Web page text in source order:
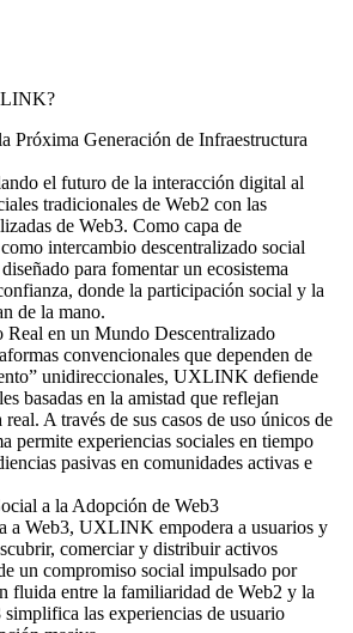
Generación de Infraestructura
el futuro de la interacción digital al
tradicionales de Web2 con las
de Web3. Como capa de
intercambio descentralizado social
para fomentar un ecosistema
donde la participación social y la
de la mano.
en un Mundo Descentralizado
convencionales que dependen de
unidireccionales, UXLINK defiende
basadas en la amistad que reflejan
A través de sus casos de uso únicos de
permite experiencias sociales en tiempo
pasivas en comunidades activas e
a la Adopción de Web3
a Web3, UXLINK empodera a usuarios y
comerciar y distribuir activos
un compromiso social impulsado por
fluida entre la familiaridad de Web2 y la
las experiencias de usuario